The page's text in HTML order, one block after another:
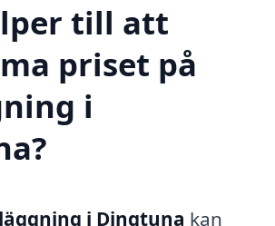
till att
priset på
i
i Dingtuna kan